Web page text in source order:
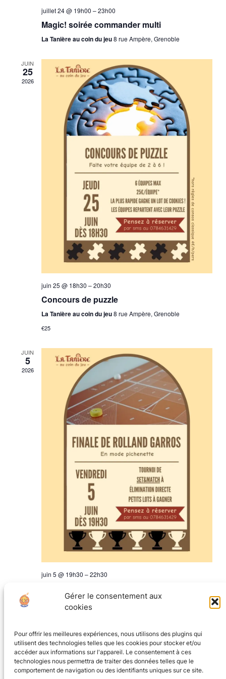
Gérer le consentement aux
cookies
Pour offrir les meilleures expériences, nous utilisons des plugins qui
utilisent des technologies telles que les cookies pour stocker et/ou
accéder aux informations sur l'appareil. Le consentement à ces
technologies nous permettra de traiter des données telles que le
comportement de navigation ou des identifiants uniques sur ce site.
juillet 24 @ 19h00 –23h00
Magic! soirée commander multi
La Tanière au coin du jeu8 rue Ampère, Grenoble
JUIN
25
2026
juin 25 @ 18h30 –20h30
Concours de puzzle
La Tanière au coin du jeu8 rue Ampère, Grenoble
€25
JUIN
5
2026
juin 5 @ 19h30 –22h30
pichenette